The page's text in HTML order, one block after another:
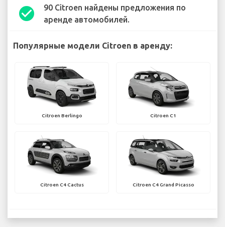
check_circle
90 Citroen найдены предложения по
аренде автомобилей.
Популярные модели Citroen в аренду:
Citroen Berlingo Citroen C1
Citroen C4 Cactus Citroen C4 Grand Picasso